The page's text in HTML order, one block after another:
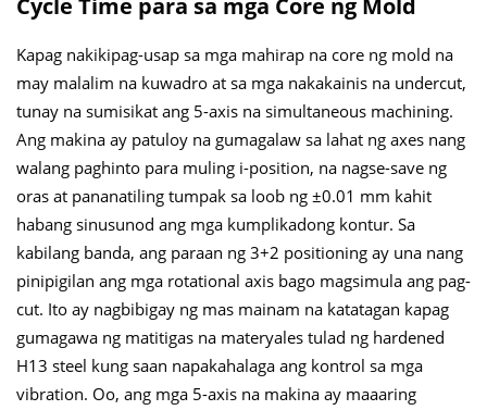
Cycle Time para sa mga Core ng Mold
Kapag nakikipag-usap sa mga mahirap na core ng mold na
may malalim na kuwadro at sa mga nakakainis na undercut,
tunay na sumisikat ang 5-axis na simultaneous machining.
Ang makina ay patuloy na gumagalaw sa lahat ng axes nang
walang paghinto para muling i-position, na nagse-save ng
oras at pananatiling tumpak sa loob ng ±0.01 mm kahit
habang sinusunod ang mga kumplikadong kontur. Sa
kabilang banda, ang paraan ng 3+2 positioning ay una nang
pinipigilan ang mga rotational axis bago magsimula ang pag-
cut. Ito ay nagbibigay ng mas mainam na katatagan kapag
gumagawa ng matitigas na materyales tulad ng hardened
H13 steel kung saan napakahalaga ang kontrol sa mga
vibration. Oo, ang mga 5-axis na makina ay maaaring